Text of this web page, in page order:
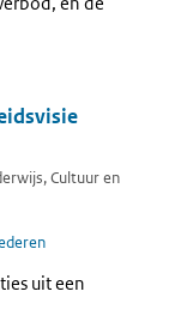
Cultuur en
uit een